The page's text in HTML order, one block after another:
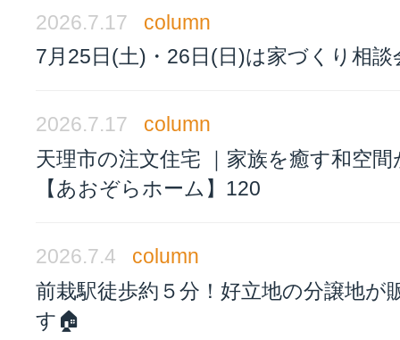
2026.7.17
column
7月25日(土)・26日(日)は家づくり相談
2026.7.17
column
天理市の注文住宅 ｜家族を癒す和空
【あおぞらホーム】120
2026.7.4
column
前栽駅徒歩約５分！好立地の分譲地が
す🏠